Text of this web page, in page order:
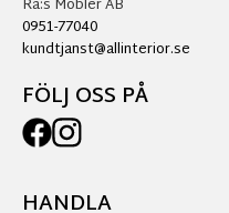
Ra:s Möbler AB
0951-77040
kundtjanst@allinterior.se
FÖLJ OSS PÅ
HANDLA